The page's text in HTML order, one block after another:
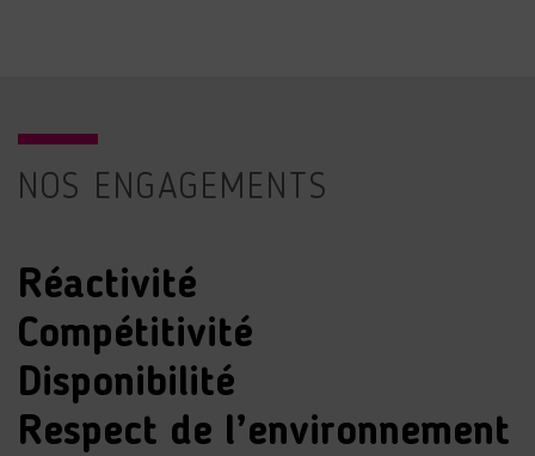
NOS ENGAGEMENTS
Réactivité
Compétitivité
Disponibilité
Respect de l’environnement